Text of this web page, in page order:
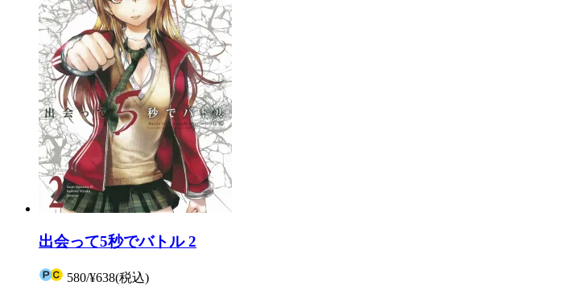
出会って5秒でバトル 2
580/¥638(税込)